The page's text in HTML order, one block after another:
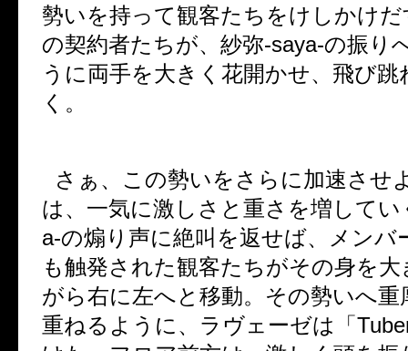
勢いを持って観客たちをけしかけ
の契約者たちが、紗弥-saya-の振り
うに両手を大きく花開かせ、飛び跳
く。
さぁ、この勢いをさらに加速させ
は、一気に激しさと重さを増してい
a-の煽り声に絶叫を返せば、メンバ
も触発された観客たちがその身を
がら右に左へと移動。その勢いへ重
重ねるように、ラヴェーゼは「